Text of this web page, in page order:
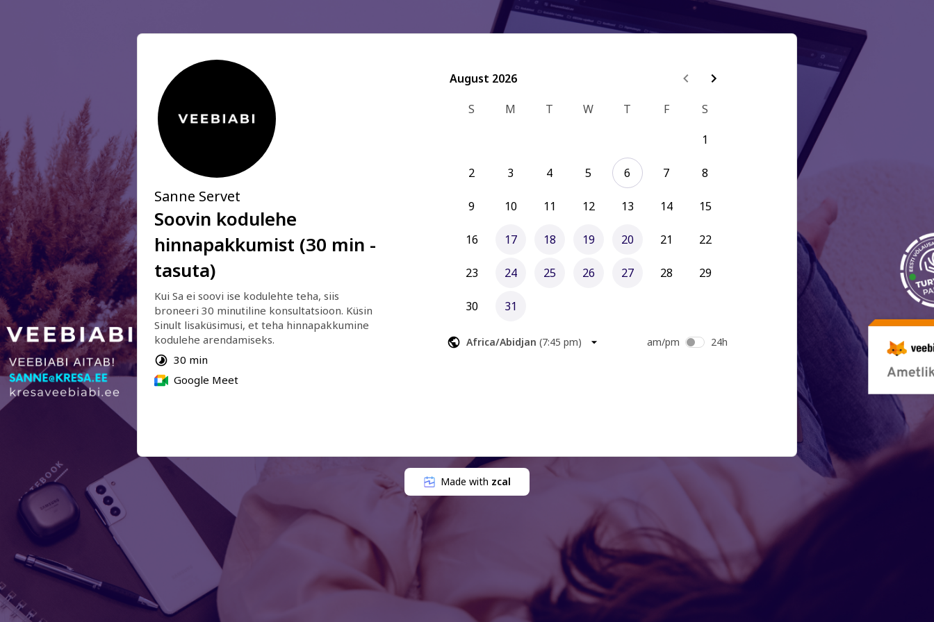
Sanne Servet
Soovin kodulehe
hinnapakkumist (30 min -
tasuta)
Kui Sa ei soovi ise kodulehte teha, siis
broneeri 30 minutiline konsultatsioon. Küsin
Sinult lisaküsimusi, et teha hinnapakkumine
kodulehe arendamiseks.
30 min
Google Meet
August 2026
August 2026
S
M T W T F
S
1
2 3 4 5 6 7 8
9 10 11 12 13 14 15
16 17 18 19 20 21 22
23 24 25 26 27 28 29
30 31
Africa/Abidjan (7:45 pm) am/pm 24h
Made with zcal